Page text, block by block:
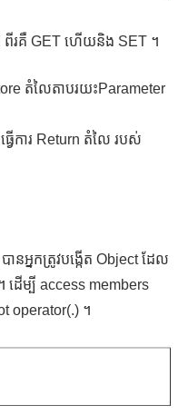
ពីរគឺ GET ហើយនិង​ SET ។
តំលៃតាបរយះParameter
ើការ Return តំលៃ របស់
នអ្នកត្រូវបង្កើត Object ដែល
ើម្បី access members
operator(.)​ ។